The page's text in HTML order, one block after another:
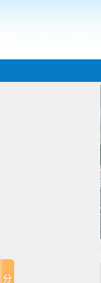
荣贺金属制品有限公司欢迎您